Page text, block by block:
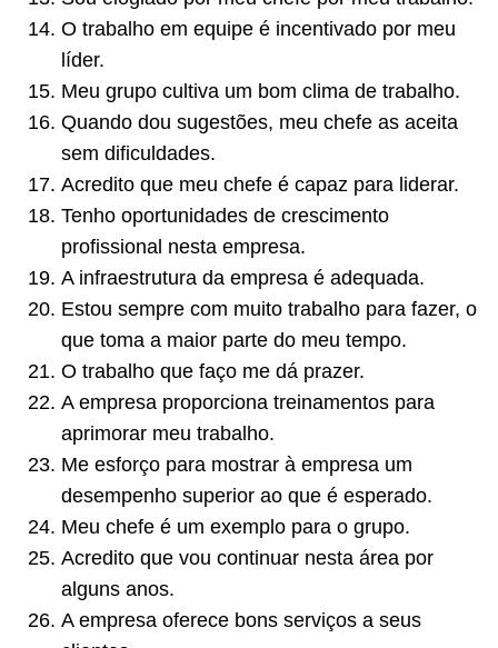
O trabalho em equipe é incentivado por meu
líder.
Meu grupo cultiva um bom clima de trabalho.
Quando dou sugestões, meu chefe as aceita
sem dificuldades.
Acredito que meu chefe é capaz para liderar.
Tenho oportunidades de crescimento
profissional nesta empresa.
A infraestrutura da empresa é adequada.
Estou sempre com muito trabalho para fazer, o
que toma a maior parte do meu tempo.
O trabalho que faço me dá prazer.
A empresa proporciona treinamentos para
aprimorar meu trabalho.
Me esforço para mostrar à empresa um
desempenho superior ao que é esperado.
Meu chefe é um exemplo para o grupo.
Acredito que vou continuar nesta área por
alguns anos.
A empresa oferece bons serviços a seus